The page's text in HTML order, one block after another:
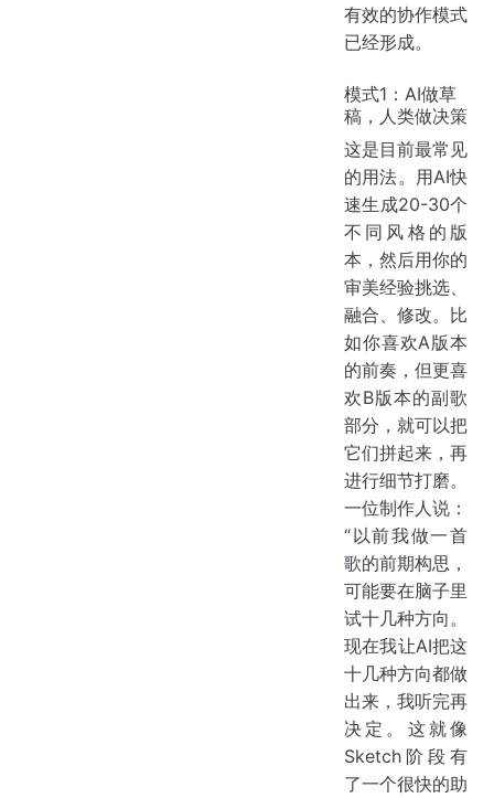
有效的协作模式
已经形成。
模式1：AI做草
稿，人类做决策
这是目前最常见
的用法。用AI快
速生成20-30个
不同风格的版
本，然后用你的
审美经验挑选、
融合、修改。比
如你喜欢A版本
的前奏，但更喜
欢B版本的副歌
部分，就可以把
它们拼起来，再
进行细节打磨。
一位制作人说：
“以前我做一首
歌的前期构思，
可能要在脑子里
试十几种方向。
现在我让AI把这
十几种方向都做
出来，我听完再
决定。这就像
Sketch阶段有
了一个很快的助